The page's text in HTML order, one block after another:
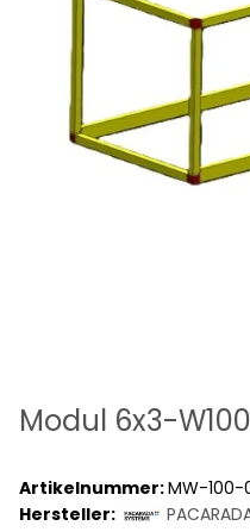
Modul 6x3-
Artikelnummer:MW-100-
Hersteller: